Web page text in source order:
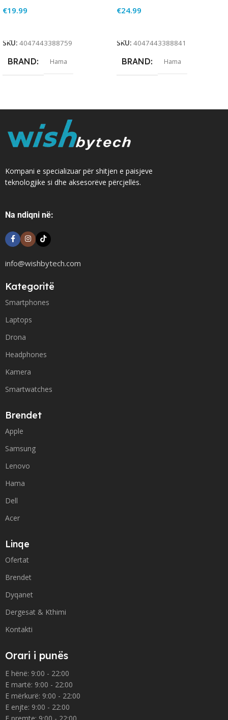
€19.99
SKU: 4047443388759
BRAND Hama
€24.99
SKU: 4047443388841
BRAND Hama
Kompani e specializuar për shitjen e paisjeve
teknologjike si dhe aksesorëve përcjellës.
Na ndiqni në:
info@wishbytech.com
Kategoritë
Smartphones
Laptops
Drona
Headphones
Kamera
Smartwatches
Brendet
Apple
Samsung
Lenovo
Hama
Dell
Acer
Linqe
Ofertat
Brendet
Dyqanet
Dergesat & Kthimi
Kontakti
Orari i punës
E hënë: 9:00 - 22:00
E martë: 9:00 - 22:00
E mërkurë: 9:00 - 22:00
E enjte: 9:00 - 22:00
E premte: 9:00 - 22:00